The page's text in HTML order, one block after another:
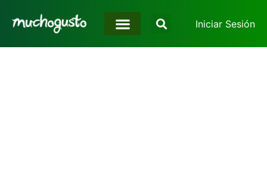
Iniciar Sesión